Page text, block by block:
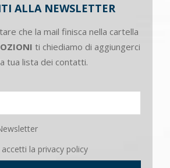
ALLA NEWSLETTER
che la mail finisca nella cartella
ti chiediamo di aggiungerci
tua lista dei contatti.
la privacy policy